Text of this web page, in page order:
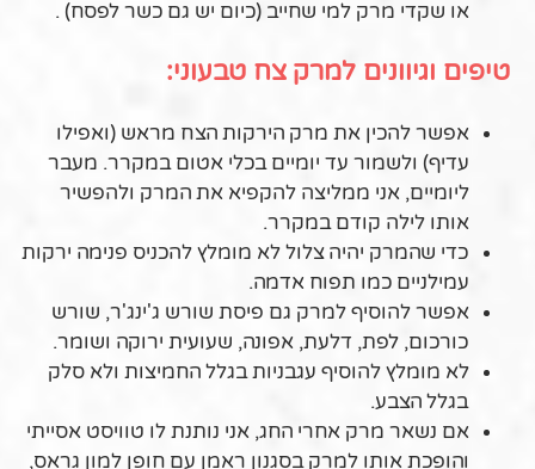
או שקדי מרק למי שחייב (כיום יש גם כשר לפסח) .
טיפים וגיוונים למרק צח טבעוני:
אפשר להכין את מרק הירקות הצח מראש (ואפילו
עדיף) ולשמור עד יומיים בכלי אטום במקרר. מעבר
ליומיים, אני ממליצה להקפיא את המרק ולהפשיר
אותו לילה קודם במקרר.
כדי שהמרק יהיה צלול לא מומלץ להכניס פנימה ירקות
עמילניים כמו תפוח אדמה.
אפשר להוסיף למרק גם פיסת שורש ג'ינג'ר, שורש
כורכום, לפת, דלעת, אפונה, שעועית ירוקה ושומר.
לא מומלץ להוסיף עגבניות בגלל החמיצות ולא סלק
בגלל הצבע.
אם נשאר מרק אחרי החג, אני נותנת לו טוויסט אסייתי
והופכת אותו למרק בסגנון ראמן עם חופן למון גראס,